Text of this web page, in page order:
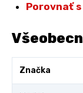
Porovnať
Značka